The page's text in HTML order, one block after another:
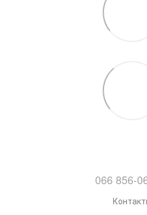
066 856-